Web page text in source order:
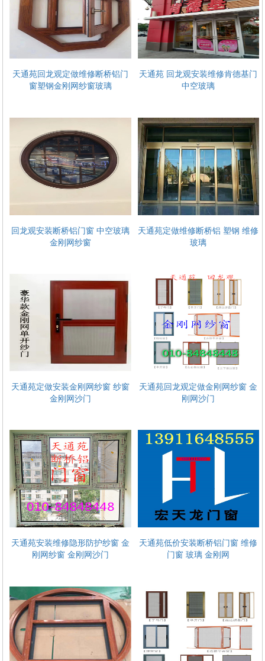
金刚网纱窗沙 天通苑回龙观定做维修断桥铝门窗塑钢金刚网纱
窗玻璃
网纱窗 金刚
天通苑低价安装断桥铝门窗 维修门窗 玻璃 金刚
中空玻璃维 天通苑回龙观定做实木门维修玻璃
钢门窗
断桥铝门窗 塑钢定做安装维修玻璃 纱窗 阳光房
彩钢房
天通苑回龙观定做维修断桥铝门
窗塑钢金刚网纱窗玻璃
天通苑 回龙观安装维修肯德基门
中空玻璃
回龙观安装断桥铝门窗 中空玻璃
金刚网纱窗
天通苑定做维修断桥铝 塑钢 维修
玻璃
天通苑定做安装金刚网纱窗 纱窗
金刚网沙门
天通苑回龙观定做金刚网纱窗 金
刚网沙门
天通苑安装维修隐形防护纱窗 金
刚网纱窗 金刚网沙门
天通苑低价安装断桥铝门窗 维修
门窗 玻璃 金刚网